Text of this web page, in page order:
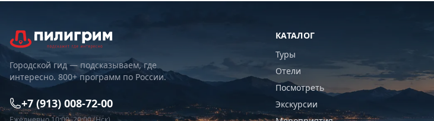
Городской гид — подсказываем, где
интересно. 800+ программ по России.
+7 (913) 008-72-00
КАТАЛОГ
Туры
Отели
Посмотреть
Экскурсии